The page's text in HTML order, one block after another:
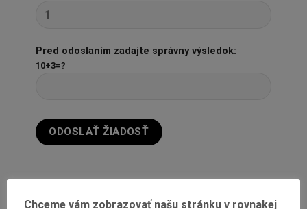
Pred odoslaním zadajte správny výsledok:
10+3=?
Chceme vám zobrazovať našu stránku v rovnakej